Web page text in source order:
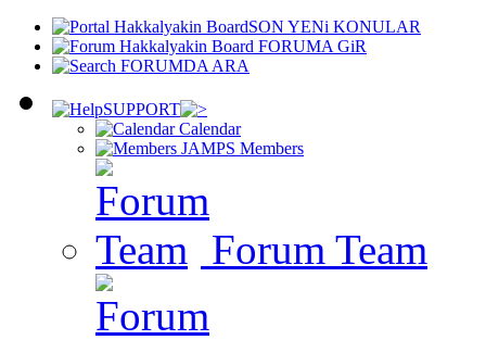
SON YENi KONULAR
FORUMA GiR
FORUMDA ARA
SUPPORT
Calendar
Members
Forum Team